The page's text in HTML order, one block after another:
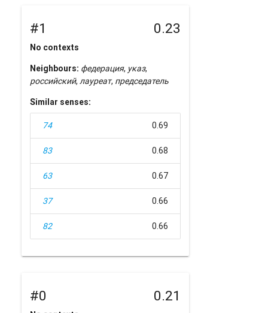
#1 0.23
No contexts
Neighbours: федерация, указ,
российский,лауреат, председатель
Similar senses:
74 0.69
83 0.68
63 0.67
37 0.66
82 0.66
#0 0.21